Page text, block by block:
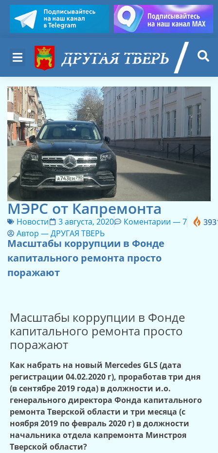
МЭРС от Капремонта
Новости 3 августа, 2020 Коментарии —7
Автор —ДРУГАЯ ТВЕРЬ
Масштабы коррупции в Фонде
капитального ремонта просто
поражают
Масштабы коррупции в Фонде
капитального ремонта просто
поражают
Как набрать на новый Mercedes GLS(дата
регистрации 04.02.2020 г), проработав три дня
(в сентябре 2019 года) в должности и.о.
генерального директора Фонда капитального
ремонта Тверской области и три месяца (с
ноября 2019 по февраль 2020 г) в должности
начальника отдела капремонта Минстроя
Тверской области?